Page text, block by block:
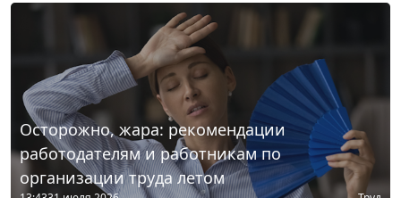
Осторожно, жара: рекомендации
работодателям и работникам по
организации труда летом